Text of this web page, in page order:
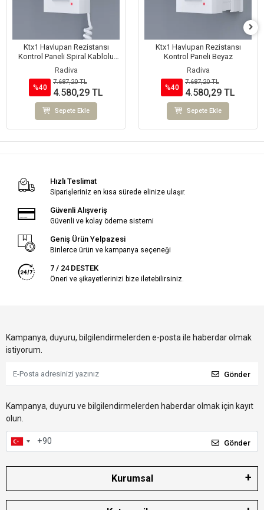
Ktx1 Havlupan Rezistansı
Kontrol Paneli Spiral Kablolu
Beyaz
Radiva
%40
7.687,20 TL
4.580,29 TL
Sepete Ekle
Ktx1 Havlupan Rezistansı
Kontrol Paneli Beyaz
Radiva
%40
7.687,20 TL
4.580,29 TL
Sepete Ekle
Hızlı Teslimat
Siparişleriniz en kısa sürede elinize ulaşır.
Güvenli Alışveriş
Güvenli ve kolay ödeme sistemi
Geniş Ürün Yelpazesi
Binlerce ürün ve kampanya seçeneği
7 / 24 DESTEK
Öneri ve şikayetlerinizi bize iletebilirsiniz.
Kampanya, duyuru, bilgilendirmelerden e-posta ile haberdar olmak
istiyorum.
Gönder
Kampanya, duyuru ve bilgilendirmelerden haberdar olmak için kayıt
olun.
Gönder
Kurumsal